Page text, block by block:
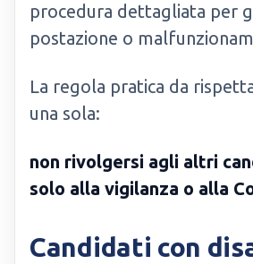
procedura dettagliata per
postazione o
La regola pratica da
una sola:
non rivolgersi agli altri
solo alla vigilanza o alla
Candidati con